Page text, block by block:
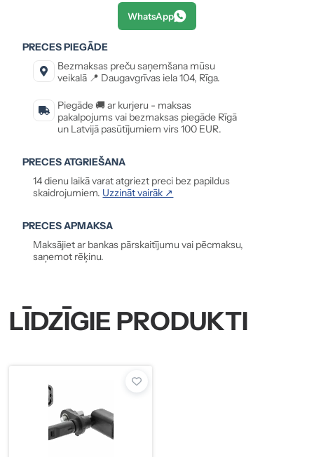
WhatsApp
PRECES PIEGĀDE
Bezmaksas preču saņemšana mūsu
veikalā 📍 Daugavgrīvas iela 104, Rīga.
Piegāde 🚚 ar kurjeru - maksas
pakalpojums vai bezmaksas piegāde Rīgā
un Latvijā pasūtījumiem virs 100 EUR.
PRECES ATGRIEŠANA
14 dienu laikā varat atgriezt preci bez papildus
skaidrojumiem. Uzzināt vairāk ↗
PRECES APMAKSA
Maksājiet ar bankas pārskaitījumu vai pēcmaksu,
saņemot rēķinu.
LĪDZĪGIE PRODUKTI